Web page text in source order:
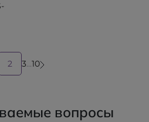
2 3...10
вопросы